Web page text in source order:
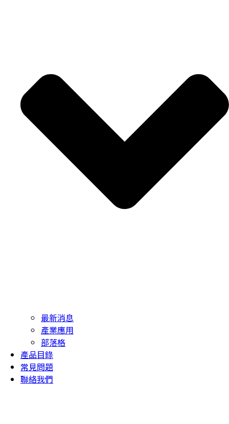
最新消息
產業應用
部落格
產品目錄
常見問題
聯絡我們